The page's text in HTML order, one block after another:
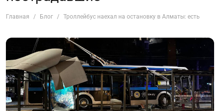
Главная Блог Троллейбус наехал на остановку в Алматы: есть